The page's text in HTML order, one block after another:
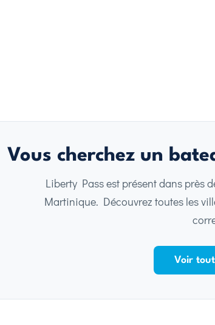
Vous cherchez un
Liberty Pass est présent dans près
Martinique. Découvrez toutes les
Voir